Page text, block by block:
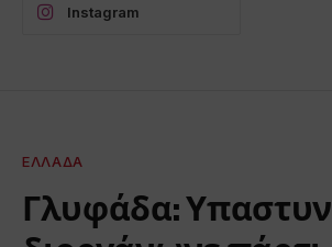
Instagram
ΕΛΛΆΔΑ
Γλυφάδα: